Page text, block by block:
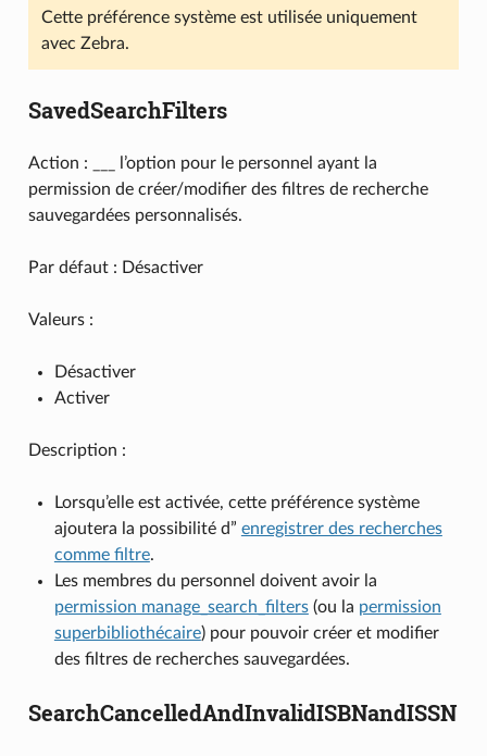
Cette préférence système est utilisée uniquement
avec Zebra.
SavedSearchFilters
Action : ___ l’option pour le personnel ayant la
permission de créer/modifier des filtres de recherche
sauvegardées personnalisés.
Par défaut : Désactiver
Valeurs :
Désactiver
Activer
Description :
Lorsqu’elle est activée, cette préférence système
ajoutera la possibilité d” enregistrer des recherches
comme filtre.
Les membres du personnel doivent avoir la
permission manage_search_filters(ou la permission
superbibliothécaire) pour pouvoir créer et modifier
des filtres de recherches sauvegardées.
SearchCancelledAndInvalidISBNandISSN